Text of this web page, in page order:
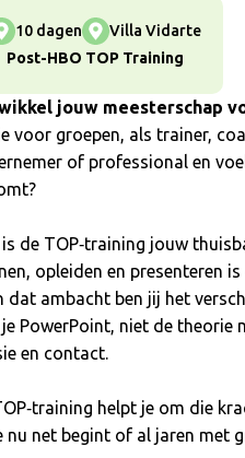
10 dagen
Villa Vidarte
Post-HBO TOP Training
jouw meesterschap
voor groepen, als trainer,
of professional en
is de TOP‑training jouw
opleiden en presenteren is
dat ambacht ben jij het
PowerPoint, niet de theorie
en contact.
helpt je om die
nu net begint of al jaren met